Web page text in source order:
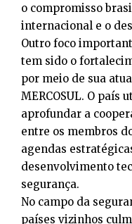
o compromisso
internacional e o
Outro foco
tem sido o
por meio de sua
MERCOSUL. O país
aprofundar a
entre os membros
agendas
desenvolvimento
segurança.
No campo da
países vizinhos